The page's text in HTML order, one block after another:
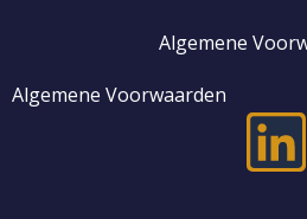
Algemene
Algemene Voorwaarden
L